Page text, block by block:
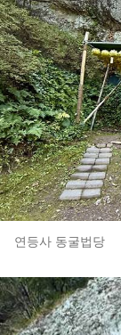
연등사 동굴법당